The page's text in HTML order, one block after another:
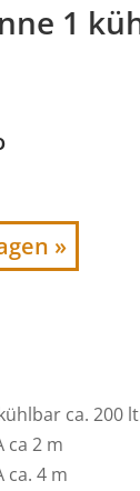
1
»
ca. 200
ca 2 m
ca. 4 m